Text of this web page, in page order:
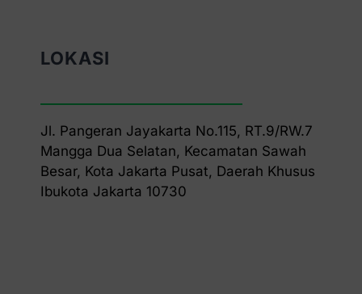
LOKASI
Jl. Pangeran Jayakarta No.115, RT.9/RW.7
Mangga Dua Selatan, Kecamatan Sawah
Besar, Kota Jakarta Pusat, Daerah Khusus
Ibukota Jakarta 10730